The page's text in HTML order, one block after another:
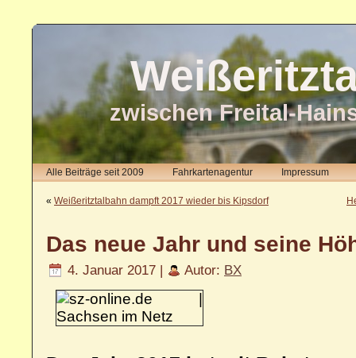
zwischen Freital-
Alle Beiträge seit 2009 Fahrkartenagentur Impressum
« Weißeritztalbahn dampft 2017 wieder bis Kipsdorf
Das neue Jahr und seine
4. Januar 2017 | Autor: BX